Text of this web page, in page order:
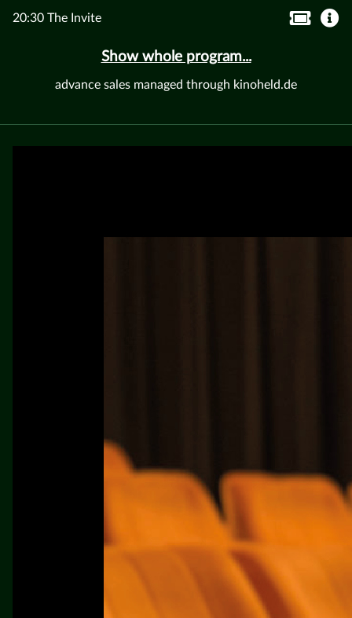
20:30 The Invite
Show whole program...
advance sales managed through kinoheld.de